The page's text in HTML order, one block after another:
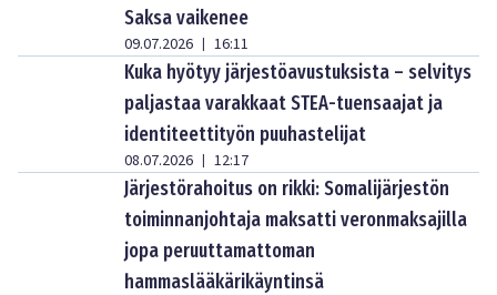
Saksa vaikenee
09.07.2026 | 16:11
Kuka hyötyy järjestöavustuksista – selvitys
paljastaa varakkaat STEA-tuensaajat ja
identiteettityön puuhastelijat
08.07.2026 | 12:17
Järjestörahoitus on rikki: Somalijärjestön
toiminnanjohtaja maksatti veronmaksajilla
jopa peruuttamattoman
hammaslääkärikäyntinsä